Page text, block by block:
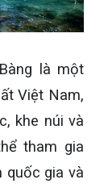
là một
Việt Nam,
khe núi và
tham gia
quốc gia và